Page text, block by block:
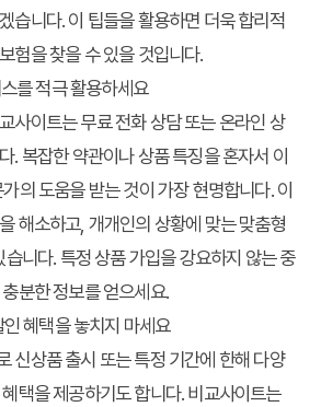
습니다. 이 팁들을 활용하면 더욱 합리적
험을 찾을 수 있을 것입니다.
를 적극 활용하세요
사이트는 무료 전화 상담 또는 온라인 상
. 복잡한 약관이나 상품 특징을 혼자서 이
의 도움을 받는 것이 가장 현명합니다. 이
해소하고, 개개인의 상황에 맞는 맞춤형
니다. 특정 상품 가입을 강요하지 않는 중
분한 정보를 얻으세요.
혜택을 놓치지 마세요
신상품 출시 또는 특정 기간에 한해 다양
택을 제공하기도 합니다. 비교사이트는